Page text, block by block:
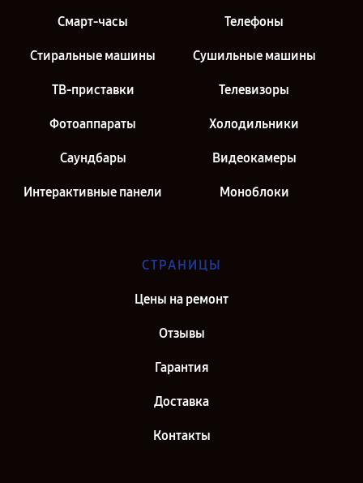
Смарт-часы Телефоны
Стиральные машины Сушильные машины
ТВ-приставки Телевизоры
Фотоаппараты Холодильники
Саундбары Видеокамеры
Интерактивные панели Моноблоки
СТРАНИЦЫ
Цены на ремонт
Отзывы
Гарантия
Доставка
Контакты